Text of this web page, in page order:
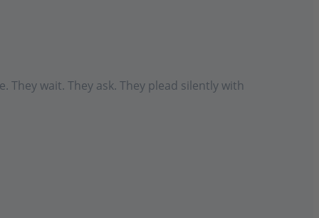
wait. They ask. They plead silently with